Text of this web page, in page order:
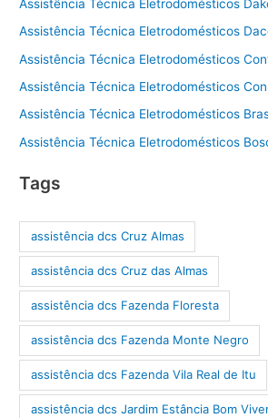
Assistência Técnica Eletrodomésticos
Assistência Técnica Eletrodomésticos
Assistência Técnica Eletrodomésticos
Assistência Técnica Eletrodomésticos
Assistência Técnica Eletrodomésticos
Assistência Técnica Eletrodomésticos
Tags
assistência dcs Cruz Almas
assistência dcs Cruz das Almas
assistência dcs Fazenda Floresta
assistência dcs Fazenda Monte Negro
assistência dcs Fazenda Vila Real de Itu
assistência dcs Jardim Estância Bom